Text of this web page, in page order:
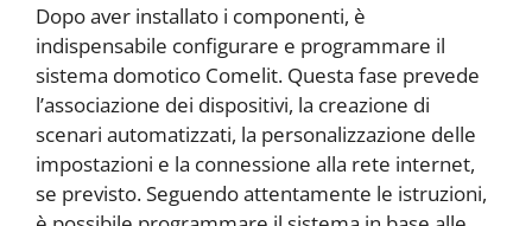
Dopo aver installato i componenti, è
indispensabile configurare e programmare il
sistema domotico Comelit. Questa fase prevede
l’associazione dei dispositivi, la creazione di
scenari automatizzati, la personalizzazione delle
impostazioni e la connessione alla rete internet,
se previsto. Seguendo attentamente le istruzioni,